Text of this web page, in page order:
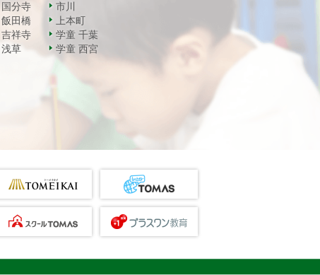
国分寺
飯田橋
吉祥寺
浅草
市川
上本町
学童 千葉
学童 西宮